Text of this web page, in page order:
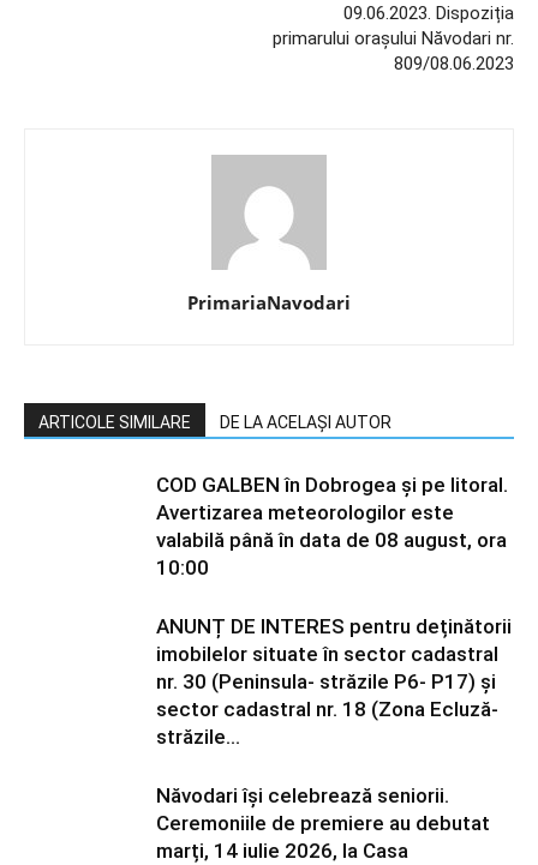
09.06.2023. Dispoziția
primarului orașului Năvodari nr.
809/08.06.2023
PrimariaNavodari
ARTICOLE SIMILARE DE LA ACELAȘI AUTOR
COD GALBEN în Dobrogea și pe litoral.
Avertizarea meteorologilor este
valabilă până în data de 08 august, ora
10:00
ANUNȚ DE INTERES pentru deținătorii
imobilelor situate în sector cadastral
nr. 30 (Peninsula- străzile P6- P17) și
sector cadastral nr. 18 (Zona Ecluză-
străzile...
Năvodari își celebrează seniorii.
Ceremoniile de premiere au debutat
marți, 14 iulie 2026, la Casa